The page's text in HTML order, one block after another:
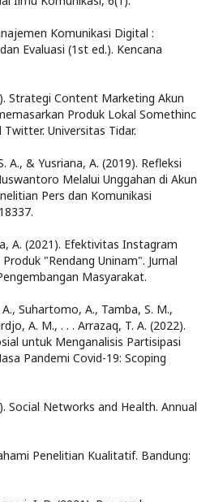
Komunikasi Digital :
Evaluasi (1st ed.). Kencana
Strategi Content Marketing Akun
Produk Lokal Somethinc
Universitas Tidar.
A., & Yusriana, A. (2019). Refleksi
Melalui Unggahan di Akun
Pers dan Komunikasi
A. (2021). Efektivitas Instagram
"Rendang Uninam". Jurnal
Masyarakat.
Suhartomo, A., Tamba, S. M.,
A. M., . . . Arrazaq, T. A. (2022).
untuk Menganalisis Partisipasi
Pandemi Covid-19: Scoping
Social Networks and Health. Annual
Penelitian Kualitatif. Bandung: